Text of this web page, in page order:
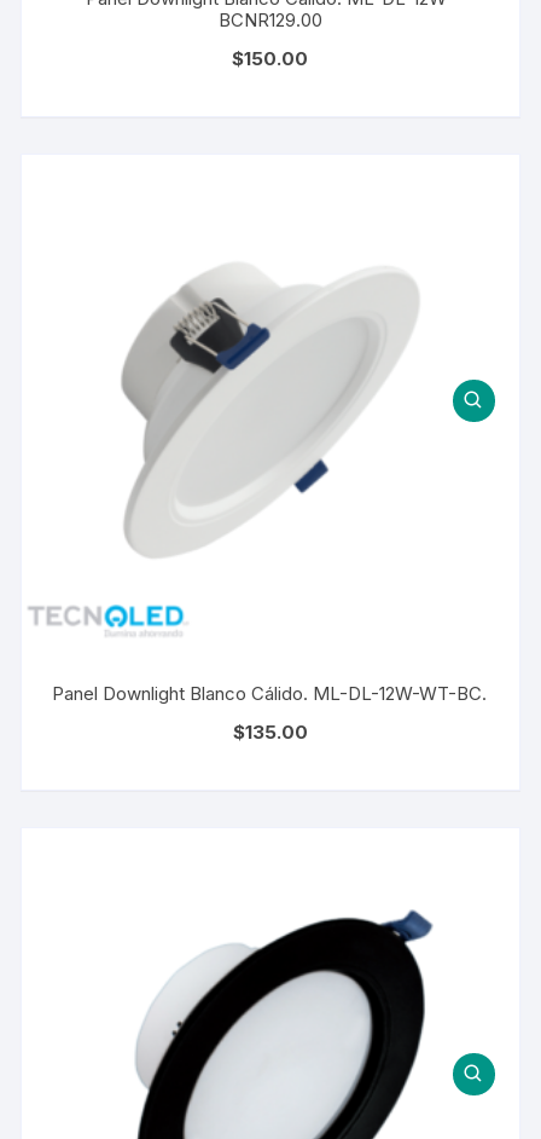
BCNR129.00
$150.00
Panel Downlight Blanco Cálido. ML-DL-12W-WT-BC.
$135.00